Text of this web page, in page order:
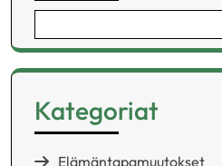
for:
Kategoriat
Elämäntapamuutokset